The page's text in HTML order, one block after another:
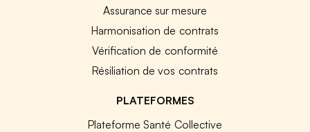
Assurance sur mesure
Harmonisation de contrats
Vérification de conformité
Résiliation de vos contrats
PLATEFORMES
Plateforme Santé Collective